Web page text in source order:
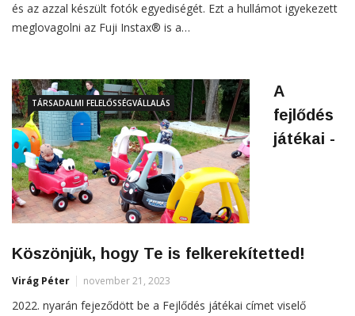
és az azzal készült fotók egyediségét. Ezt a hullámot igyekezett
meglovagolni az Fuji Instax® is a…
TÁRSADALMI FELELŐSSÉGVÁLLALÁS
A
fejlődés
játékai -
Köszönjük, hogy Te is felkerekítetted!
Virág Péter november 21, 2023
2022. nyarán fejeződött be a Fejlődés játékai címet viselő